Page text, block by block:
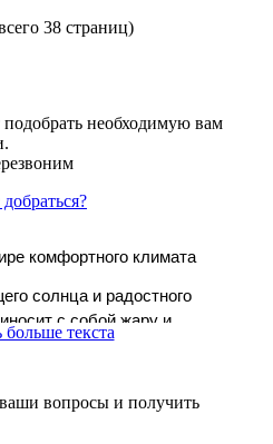
38 страниц)
необходимую вам
комфортного климата
солнца и радостного
с собой жару и
моменты, когда термометр
надежного союзника в
здесь на сцену выходят
больше текста
вопросы и получить